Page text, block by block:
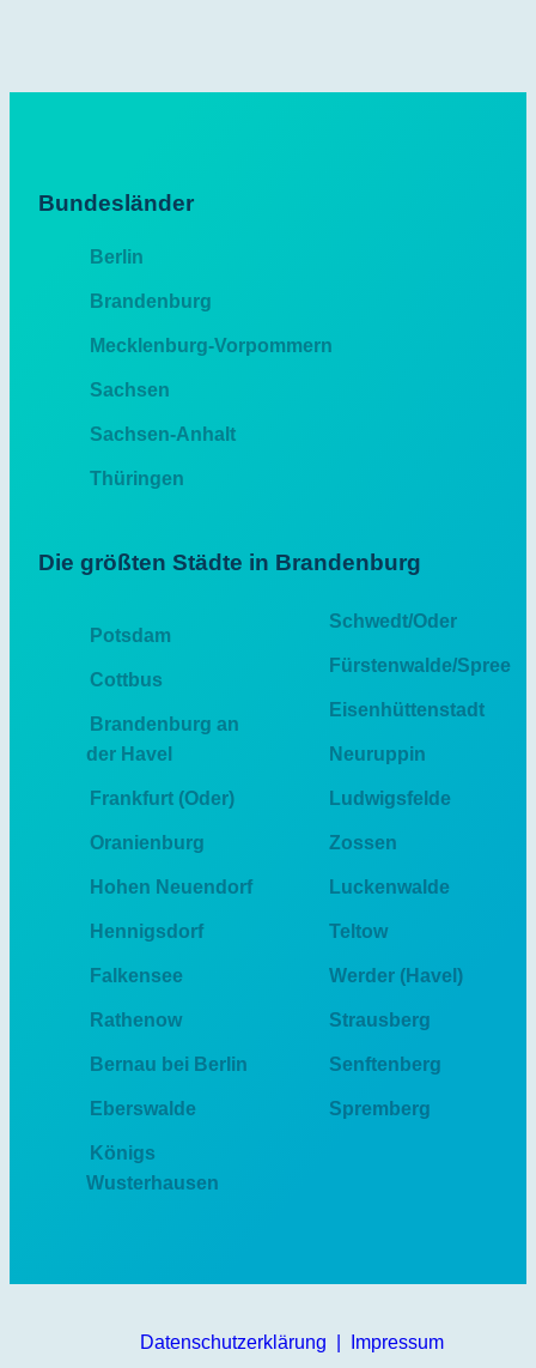
Bundesländer
Berlin
Brandenburg
Mecklenburg-Vorpommern
Sachsen
Sachsen-Anhalt
Thüringen
Die größten Städte in Brandenburg
Potsdam
Cottbus
Brandenburg an
der Havel
Frankfurt (Oder)
Oranienburg
Hohen Neuendorf
Hennigsdorf
Falkensee
Rathenow
Bernau bei Berlin
Eberswalde
Königs
Wusterhausen
Schwedt/Oder
Fürstenwalde/Spree
Eisenhüttenstadt
Neuruppin
Ludwigsfelde
Zossen
Luckenwalde
Teltow
Werder (Havel)
Strausberg
Senftenberg
Spremberg
Datenschutzerklärung Impressum